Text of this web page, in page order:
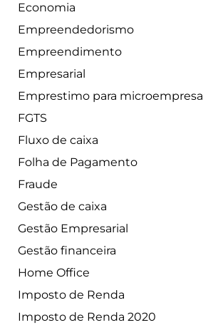
Economia
Empreendedorismo
Empreendimento
Empresarial
Emprestimo para microempresa
FGTS
Fluxo de caixa
Folha de Pagamento
Fraude
Gestão de caixa
Gestão Empresarial
Gestão financeira
Home Office
Imposto de Renda
Imposto de Renda 2020